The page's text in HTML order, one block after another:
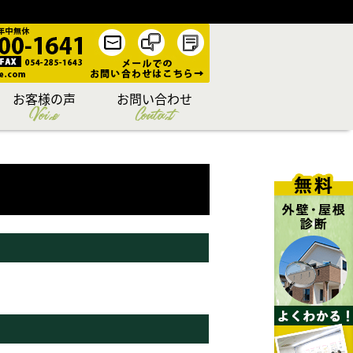
お客様の声
Voice
お問い合わせ
Contact